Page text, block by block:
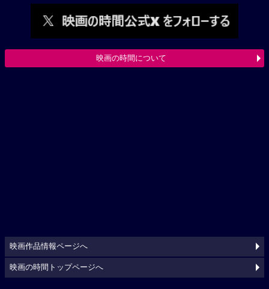
映画の時間について
映画作品情報ページへ
映画の時間トップページへ